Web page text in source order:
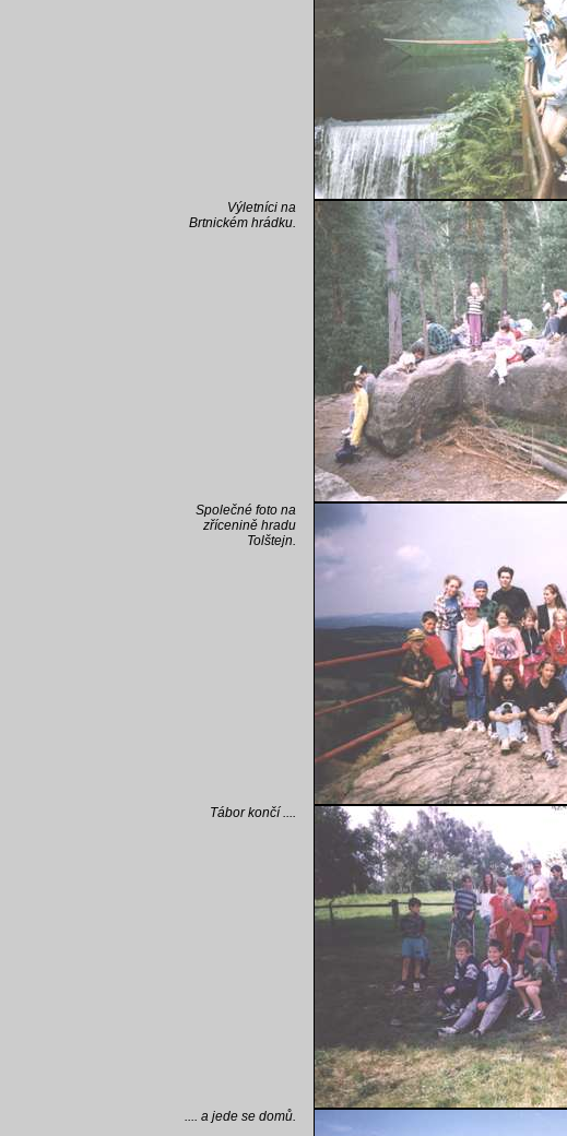
Výletníci na
Brtnickém hrádku.
Společné foto na
zřícenině hradu
Tolštejn.
Tábor končí ....
.... a jede se domů.